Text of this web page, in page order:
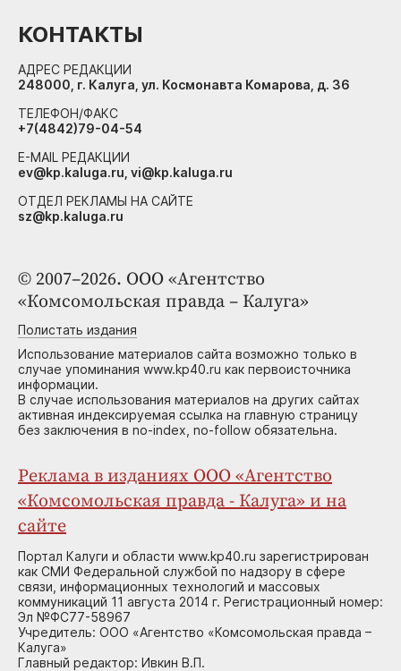
© 2007–2026. ООО «Агентство
«Комсомольская правда – Калуга»
Полистать издания
Использование материалов сайта возможно только в
случае упоминания www.kp40.ru как первоисточника
информации.
В случае использования материалов на других сайтах
активная индексируемая ссылка на главную страницу
без заключения в no-index, no-follow обязательна.
Реклама в изданиях ООО «Агентство
«Комсомольская правда - Калуга» и на
сайте
Портал Калуги и области www.kp40.ru зарегистрирован
как СМИ Федеральной службой по надзору в сфере
связи, информационных технологий и массовых
коммуникаций 11 августа 2014 г. Регистрационный номер:
Эл №ФС77-58967
Учредитель: ООО «Агентство «Комсомольская правда –
Калуга»
Главный редактор: Ивкин В.П.
КОНТАКТЫ
АДРЕС РЕДАКЦИИ
248000, г. Калуга, ул. Космонавта Комарова, д. 36
ТЕЛЕФОН/ФАКС
+7(4842)79-04-54
E-MAIL РЕДАКЦИИ
ev@kp.kaluga.ru, vi@kp.kaluga.ru
ОТДЕЛ РЕКЛАМЫ НА САЙТЕ
sz@kp.kaluga.ru